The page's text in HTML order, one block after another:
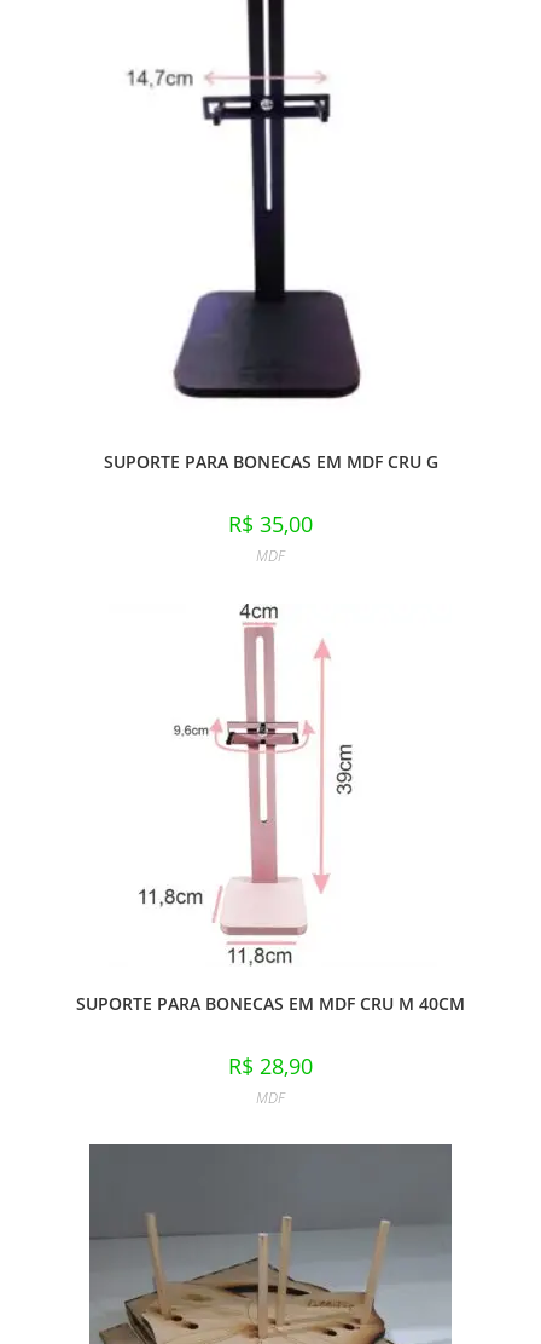
SUPORTE PARA BONECAS EM MDF CRU G
R$ 35,00
MDF
SUPORTE PARA BONECAS EM MDF CRU M 40CM
R$ 28,90
MDF